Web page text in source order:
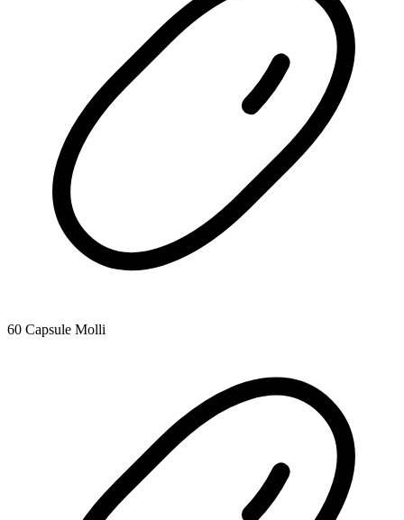
60 Capsule Molli